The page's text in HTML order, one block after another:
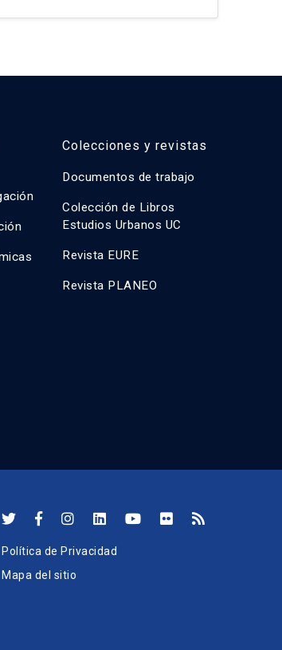
Colecciones y revistas
Documentos de trabajo
Colección de Libros
Estudios Urbanos UC
Revista EURE
Revista PLANEO
Política de Privacidad
Mapa del sitio